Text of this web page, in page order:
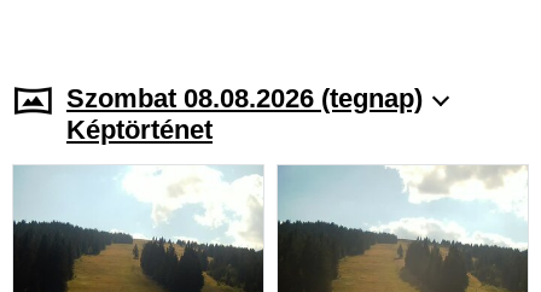
Szombat 08.08.2026 (tegnap)
Képtörténet